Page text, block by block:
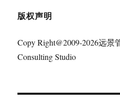
版权声明
Copy Right@2009-2026远景
Consulting Studio